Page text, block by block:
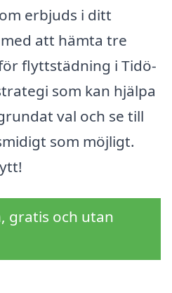
erbjuds i ditt
att hämta tre
flyttstädning i Tidö-
som kan hjälpa
val och se till
som möjligt.
gratis och utan